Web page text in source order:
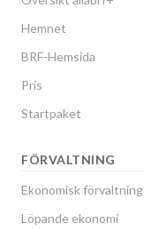
Hemnet
BRF-Hemsida
Pris
Startpaket
FÖRVALTNING
Ekonomisk förvaltning
Löpande ekonomi